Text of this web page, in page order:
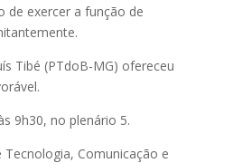
de exercer a função de
Tibé (PTdoB-MG) ofereceu
9h30, no plenário 5.
Tecnologia, Comunicação e